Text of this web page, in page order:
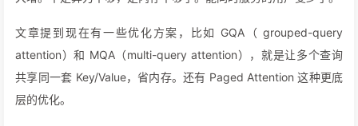
文章提到现在有一些优化方案，比如 GQA（ grouped-query
attention）和 MQA（multi-query attention），就是让多个查询
共享同一套 Key/Value，省内存。还有 Paged Attention 这种更底
层的优化。